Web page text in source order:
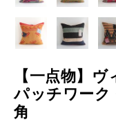
【一点物】
パッチワー
角